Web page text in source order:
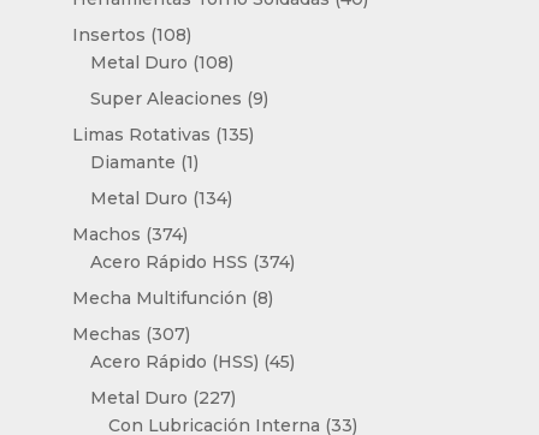
Insertos 108108
productos
Metal Duro 108108
productos
Super Aleaciones 99
Limas Rotativas 135135
Diamante 11
producto
Metal Duro 134134
Machos 374374
productos
Acero Rápido HSS 374374
Mecha Multifunción 88
Mechas 307307
productos
Acero Rápido (HSS) 4545
Metal Duro 227227
productos
Con Lubricación Interna 3333